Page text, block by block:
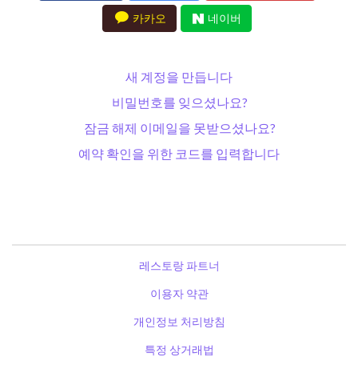
카카오 네이버
새 계정을 만듭니다
비밀번호를 잊으셨나요?
잠금 해제 이메일을 못받으셨나요?
예약 확인을 위한 코드를 입력합니다
레스토랑 파트너
이용자 약관
개인정보 처리방침
특정 상거래법